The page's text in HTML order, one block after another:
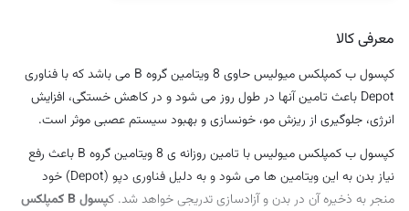
معرفی کالا
کپسول ب کمپلکس میولیس حاوی 8 ویتامین گروه B می باشد که با فناوری
Depot باعث تامین آنها در طول روز می شود و در کاهش خستگی، افزایش
انرژی، جلوگیری از ریزش مو، خونسازی و بهبود سیستم عصبی موثر است.
کپسول ب کمپلکس میولیس با تامین روزانه ی 8 ویتامین گروه B باعث رفع
نیاز بدن به این ویتامین ها می شود و به دلیل فناوری دپو (Depot) خود
منجر به ذخیره آن در بدن و آزادسازی تدریجی خواهد شد. ک
پسول B کمپلکس